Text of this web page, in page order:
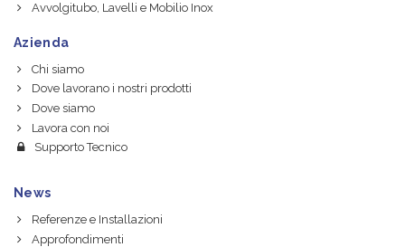
Avvolgitubo, Lavelli e Mobilio Inox
Azienda
Chi siamo
Dove lavorano i nostri prodotti
Dove siamo
Lavora con noi
Supporto Tecnico
News
Referenze e Installazioni
Approfondimenti